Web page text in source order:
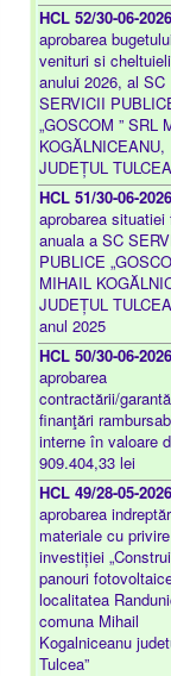
HCL 52/30-06-2026
aprobarea
venituri si
anului 2026, al SC
SERVICII
„GOSCOM ” SRL
KOGĂLNICEANU,
JUDEȚUL TULCEA
HCL 51/30-06-2026
aprobarea situatiei
anuala a SC
PUBLICE
MIHAIL
JUDEȚUL
anul 2025
HCL 50/30-06-2026
aprobarea
contractării/
finanţări
interne în valoare
909.404,33 lei
HCL 49/28-05-2026
aprobarea
materiale cu
investiției
panouri
localitatea
comuna Mihail
Kogalniceanu
Tulcea”